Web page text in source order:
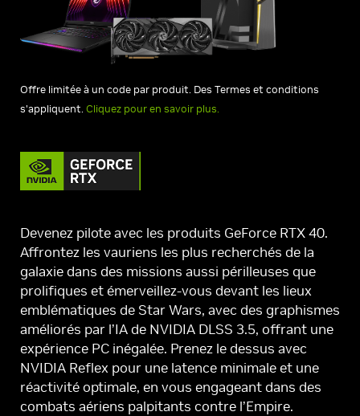
Offre limitée à un code par produit. Des Termes et conditions
s'appliquent. Cliquez pour en savoir plus.
Devenez pilote avec les produits GeForce RTX 40.
Affrontez les vauriens les plus recherchés de la
galaxie dans des missions aussi périlleuses que
prolifiques et émerveillez-vous devant les lieux
emblématiques de Star Wars, avec des graphismes
améliorés par l’IA de NVIDIA DLSS 3.5, offrant une
expérience PC inégalée. Prenez le dessus avec
NVIDIA Reflex pour une latence minimale et une
réactivité optimale, en vous engageant dans des
combats aériens palpitants contre l’Empire.